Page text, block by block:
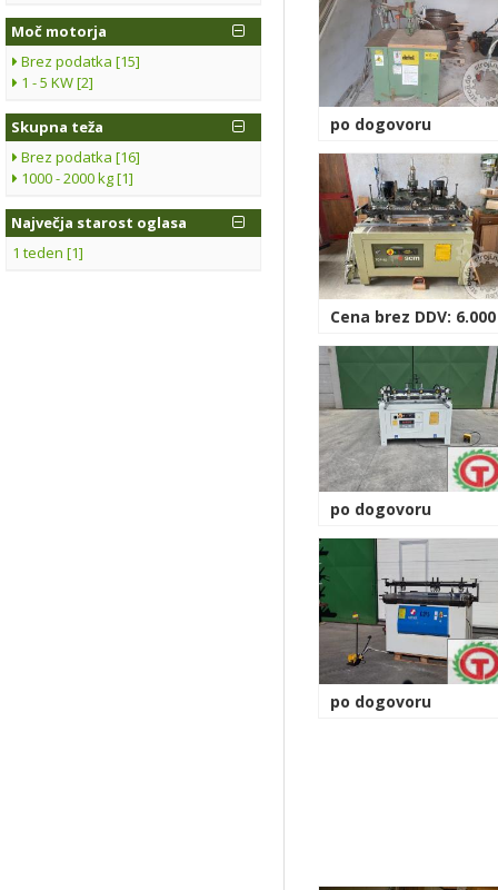
Moč motorja
Brez podatka [15]
1 - 5 KW [2]
Skupna teža
Brez podatka [16]
1000 - 2000 kg [1]
Največja starost oglasa
1 teden [1]
po dogovoru
Cena brez DDV: 6.000
po dogovoru
po dogovoru